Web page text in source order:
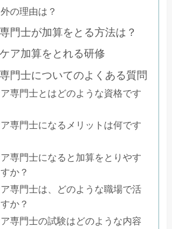
の理由は？
門士が加算をとる方法は？
ア加算をとれる研修
門士についてのよくある質問
専門士とはどのような資格です
専門士になるメリットは何です
専門士になると加算をとりやす
か？
専門士は、どのような職場で活
か？
専門士の試験はどのような内容